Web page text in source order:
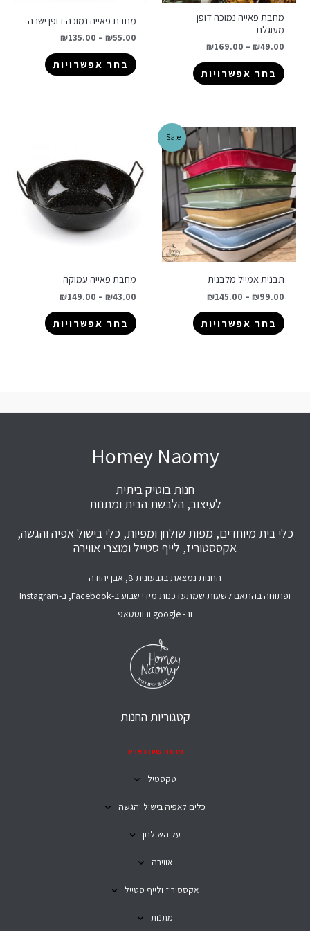
מחבת פאייה נמוכה דופן
מעוגלת
₪49.00
–
₪169.00
בחר אפשרויות
מחבת פאייה נמוכה דופן ישרה
₪55.00
–
₪135.00
בחר אפשרויות
Sale!
תבנית אמייל מלבנית
₪99.00
–
₪145.00
בחר אפשרויות
מחבת פאייה עמוקה
₪43.00
–
₪149.00
בחר אפשרויות
Homey Naomy
חנות בוטיק ביתית
לעיצוב, הלבשת הבית ומתנות
כלי בית מיוחדים, מפות שולחן ומפיות, כלי בישול אפיה והגשה,
אקססטוריז, לייף סטייל ומוצרי אווירה
החנות נמצאת בגבעונית 8, אבן יהודה
ופתוחה בהתאם לשעות שמתעדכנות מידי שבוע ב-Facebook, ב-Instagram
וב- google ובווטסאפ
קטגוריות החנות
מתחדשים באביב
טקסטיל
כלים לאפיה בישול והגשה
על השולחן
אווירה
אקססוריז ולייף סטייל
מתנות